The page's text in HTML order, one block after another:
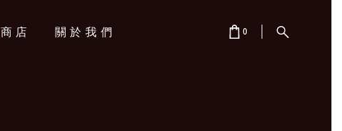
商店 關於我們 0